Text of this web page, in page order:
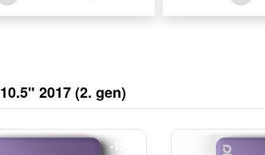
2017 (2. gen)
-13%